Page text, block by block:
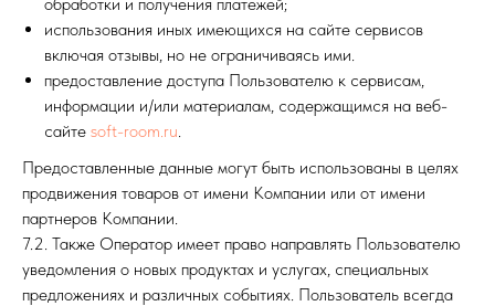
использования иных имеющихся на сайте сервисов
включая отзывы, но не ограничиваясь ими.
предоставление доступа Пользователю к сервисам,
информации и/или материалам, содержащимся на веб-
сайте soft-room.ru.
Предоставленные данные могут быть использованы в целях
продвижения товаров от имени Компании или от имени
партнеров Компании.
7.2. Также Оператор имеет право направлять Пользователю
уведомления о новых продуктах и услугах, специальных
предложениях и различных событиях. Пользователь всегда